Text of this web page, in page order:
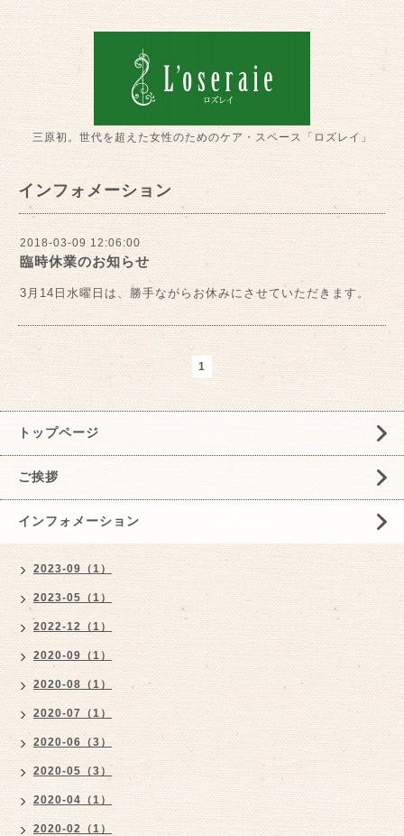
三原初。世代を超えた女性のためのケア・スペース「ロズレイ」
インフォメーション
2018-03-09 12:06:00
臨時休業のお知らせ
3月14日水曜日は、勝手ながらお休みにさせていただきます。
1
トップページ
ご挨拶
インフォメーション
2023-09（1）
2023-05（1）
2022-12（1）
2020-09（1）
2020-08（1）
2020-07（1）
2020-06（3）
2020-05（3）
2020-04（1）
2020-02（1）